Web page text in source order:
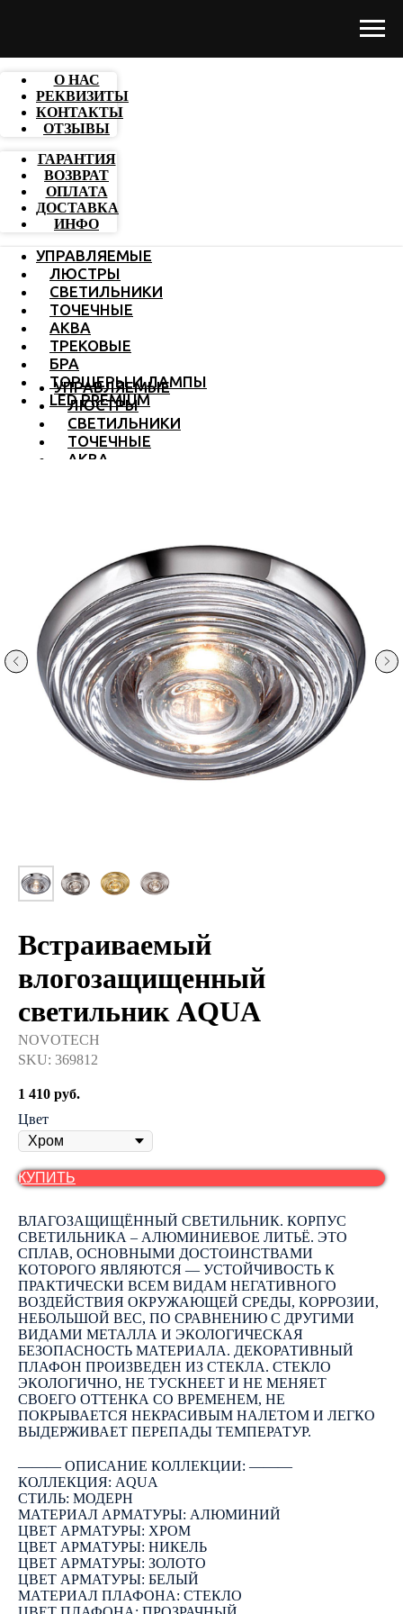
О НАС
РЕКВИЗИТЫ
КОНТАКТЫ
ОТЗЫВЫ
ГАРАНТИЯ
ВОЗВРАТ
ОПЛАТА
ДОСТАВКА
ИНФО
УПРАВЛЯЕМЫЕ
ЛЮСТРЫ
СВЕТИЛЬНИКИ
ТОЧЕЧНЫЕ
АКВА
ТРЕКОВЫЕ
БРА
ТОРШЕРЫ И ЛАМПЫ
LED PREMIUM
УПРАВЛЯЕМЫЕ
ЛЮСТРЫ
СВЕТИЛЬНИКИ
ТОЧЕЧНЫЕ
АКВА
Встраиваемый
влогозащищенный
светильник AQUA
NOVOTECH
SKU: 369812
1 410 руб.
Цвет
КУПИТЬ
ВЛАГОЗАЩИЩЁННЫЙ СВЕТИЛЬНИК. КОРПУС
СВЕТИЛЬНИКА – АЛЮМИНИЕВОЕ ЛИТЬЁ. ЭТО
СПЛАВ, ОСНОВНЫМИ ДОСТОИНСТВАМИ
КОТОРОГО ЯВЛЯЮТСЯ — УСТОЙЧИВОСТЬ К
ПРАКТИЧЕСКИ ВСЕМ ВИДАМ НЕГАТИВНОГО
ВОЗДЕЙСТВИЯ ОКРУЖАЮЩЕЙ СРЕДЫ, КОРРОЗИИ,
НЕБОЛЬШОЙ ВЕС, ПО СРАВНЕНИЮ С ДРУГИМИ
ВИДАМИ МЕТАЛЛА И ЭКОЛОГИЧЕСКАЯ
БЕЗОПАСНОСТЬ МАТЕРИАЛА. ДЕКОРАТИВНЫЙ
ПЛАФОН ПРОИЗВЕДЕН ИЗ СТЕКЛА. СТЕКЛО
ЭКОЛОГИЧНО, НЕ ТУСКНЕЕТ И НЕ МЕНЯЕТ
СВОЕГО ОТТЕНКА СО ВРЕМЕНЕМ, НЕ
ПОКРЫВАЕТСЯ НЕКРАСИВЫМ НАЛЕТОМ И ЛЕГКО
ВЫДЕРЖИВАЕТ ПЕРЕПАДЫ ТЕМПЕРАТУР.
――― ОПИСАНИЕ КОЛЛЕКЦИИ: ―――
КОЛЛЕКЦИЯ: AQUA
СТИЛЬ: МОДЕРН
МАТЕРИАЛ АРМАТУРЫ: АЛЮМИНИЙ
ЦВЕТ АРМАТУРЫ: ХРОМ
ЦВЕТ АРМАТУРЫ: НИКЕЛЬ
ЦВЕТ АРМАТУРЫ: ЗОЛОТО
ЦВЕТ АРМАТУРЫ: БЕЛЫЙ
МАТЕРИАЛ ПЛАФОНА: СТЕКЛО